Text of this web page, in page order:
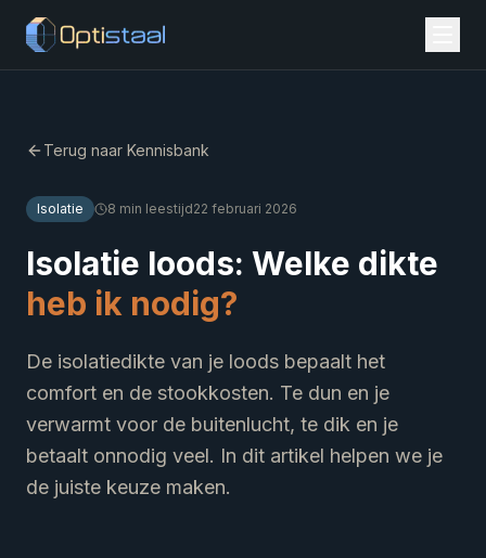
Terug naar Kennisbank
Isolatie 8 min leestijd22 februari 2026
Isolatie loods: Welke dikte
heb ik nodig?
De isolatiedikte van je loods bepaalt het
comfort en de stookkosten. Te dun en je
verwarmt voor de buitenlucht, te dik en je
betaalt onnodig veel. In dit artikel helpen we je
de juiste keuze maken.